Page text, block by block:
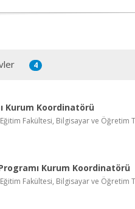
4
Kurum Koordinatörü
Fakültesi, Bilgisayar ve Öğretim
Kurum Koordinatörü
Fakültesi, Bilgisayar ve Öğretim